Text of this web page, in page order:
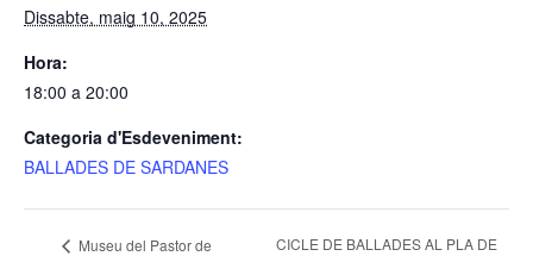
Dissabte, maig 10, 2025
Hora:
18:00 a 20:00
Categoria d'Esdeveniment:
BALLADES DE SARDANES
Museu del Pastor de
CICLE DE BALLADES AL PLA DE